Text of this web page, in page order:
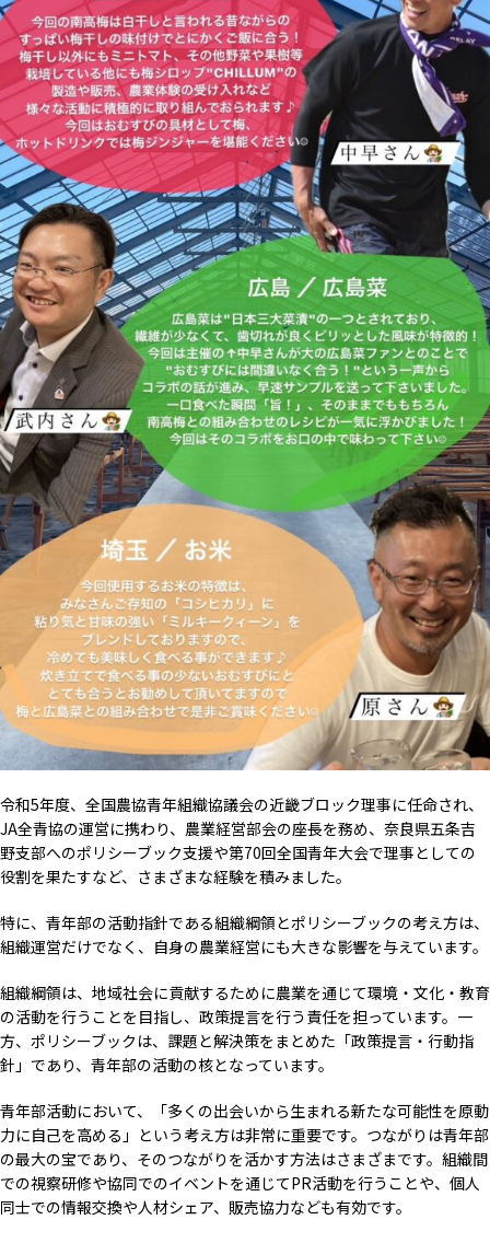
令和5年度、全国農協青年組織協議会の近畿ブロック理事に任命され、
JA全青協の運営に携わり、農業経営部会の座長を務め、奈良県五条吉
野支部へのポリシーブック支援や第70回全国青年大会で理事としての
役割を果たすなど、さまざまな経験を積みました。
特に、青年部の活動指針である組織綱領とポリシーブックの考え方は、
組織運営だけでなく、自身の農業経営にも大きな影響を与えています。
組織綱領は、地域社会に貢献するために農業を通じて環境・文化・教育
の活動を行うことを目指し、政策提言を行う責任を担っています。一
方、ポリシーブックは、課題と解決策をまとめた「政策提言・行動指
針」であり、青年部の活動の核となっています。
青年部活動において、「多くの出会いから生まれる新たな可能性を原動
力に自己を高める」という考え方は非常に重要です。つながりは青年部
の最大の宝であり、そのつながりを活かす方法はさまざまです。組織間
での視察研修や協同でのイベントを通じてPR活動を行うことや、個人
同士での情報交換や人材シェア、販売協力なども有効です。